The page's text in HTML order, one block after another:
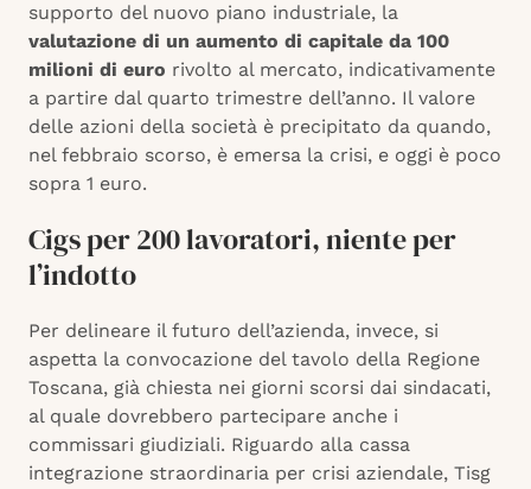
supporto del nuovo piano industriale, la
valutazione di un aumento di capitale da 100
milioni di euro rivolto al mercato, indicativamente
a partire dal quarto trimestre dell’anno. Il valore
delle azioni della società è precipitato da quando,
nel febbraio scorso, è emersa la crisi, e oggi è poco
sopra 1 euro.
Cigs per 200 lavoratori, niente per
l’indotto
Per delineare il futuro dell’azienda, invece, si
aspetta la convocazione del tavolo della Regione
Toscana, già chiesta nei giorni scorsi dai sindacati,
al quale dovrebbero partecipare anche i
commissari giudiziali. Riguardo alla cassa
integrazione straordinaria per crisi aziendale, Tisg